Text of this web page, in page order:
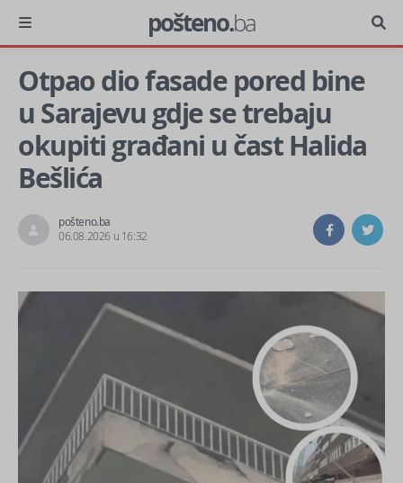
pošteno.ba
Otpao dio fasade pored bine
u Sarajevu gdje se trebaju
okupiti građani u čast Halida
Bešlića
pošteno.ba
06.08.2026 u 16:32